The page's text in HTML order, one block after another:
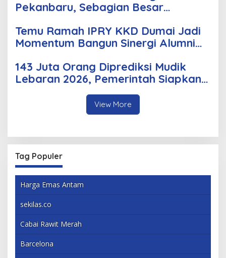
Pekanbaru, Sebagian Besar
Temu Ramah IPRY KKD Dumai Jadi
Momentum Bangun Sinergi Alumni
143 Juta Orang Diprediksi Mudik
Lebaran 2026, Pemerintah Siapkan
Berbagai Inovasi
View More
Tag Populer
Harga Emas Antam
sekilas.co
Cabai Rawit Merah
Barcelona